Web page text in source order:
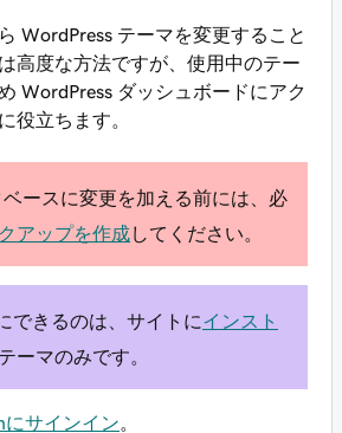
WordPress テーマを変更すること
高度な方法ですが、使用中のテー
WordPress ダッシュボードにアク
役立ちます。
ベースに変更を加える前には、必
アップを作成してください。
できるのは、サイトにインスト
テーマのみです。
サインイン